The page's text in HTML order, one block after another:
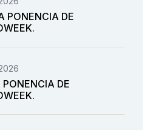
PONENCIA DE
PONENCIA DE